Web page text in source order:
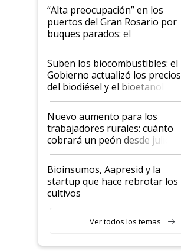
“Alta preocupación” en los
puertos del Gran Rosario por
buques parados: el
funcionamiento de las
exportadoras en tensión tras
la medida de fuerza de los
prácticos
Suben los biocombustibles: el
Gobierno actualizó los precios
del biodiésel y el bioetanol
Nuevo aumento para los
trabajadores rurales: cuánto
cobrará un peón desde julio
Bioinsumos, Aapresid y la
startup que hace rebrotar los
cultivos
Ver todos los temas